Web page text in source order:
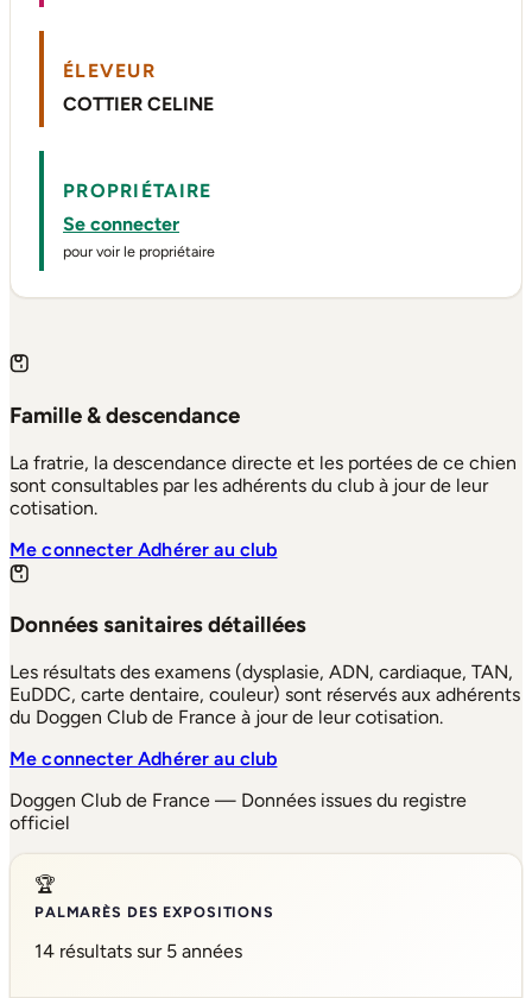
ÉLEVEUR
COTTIER CELINE
PROPRIÉTAIRE
Se connecter
pour voir le propriétaire
Famille & descendance
La fratrie, la descendance directe et les portées de ce chien
sont consultables par les adhérents du club à jour de leur
cotisation.
Me connecterAdhérer au club
Données sanitaires détaillées
Les résultats des examens (dysplasie, ADN, cardiaque, TAN,
EuDDC, carte dentaire, couleur) sont réservés aux adhérents
du Doggen Club de France à jour de leur cotisation.
Me connecterAdhérer au club
Doggen Club de France — Données issues du registre
officiel
🏆
PALMARÈS DES EXPOSITIONS
14 résultats sur 5 années